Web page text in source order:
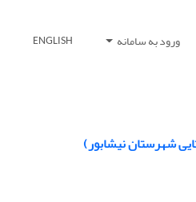
ورود به سامانه ENGLISH
شهرستان نیشابور)